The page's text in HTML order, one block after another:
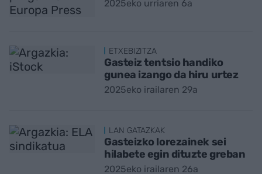
2025eko urriaren 6a
ETXEBIZITZA
Gasteiz tentsio handiko
gunea izango da hiru urtez
2025eko irailaren 29a
LAN GATAZKAK
Gasteizko lorezainek sei
hilabete egin dituzte greban
2025eko irailaren 26a